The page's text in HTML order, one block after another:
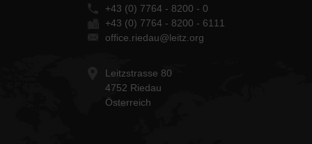
+43 (0) 7764 - 8200 - 0
+43 (0) 7764 - 8200 - 6111
office.riedau@leitz.org
Leitzstrasse 80
4752 Riedau
Österreich